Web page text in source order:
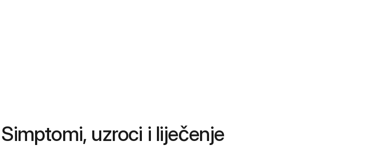
uzroci i liječenje